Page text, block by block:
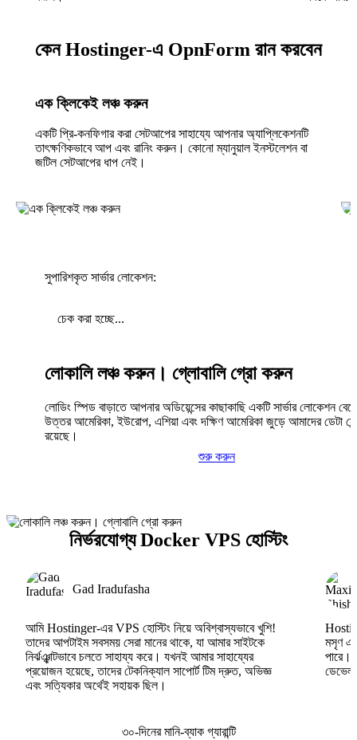
কেন Hostinger-এ OpnForm রান করবেন
এক ক্লিকেই লঞ্চ করুন
একটি প্রি-কনফিগার করা সেটআপের সাহায্যে আপনার অ্যাপ্লিকেশনটি
তাৎক্ষণিকভাবে আপ এবং রানিং করুন। কোনো ম্যানুয়াল ইনস্টলেশন বা
জটিল সেটআপের ধাপ নেই।
সুপারিশকৃত সার্ভার লোকেশন:
চেক করা হচ্ছে...
লোকালি লঞ্চ করুন। গ্লোবালি গ্রো করুন
লোডিং স্পিড বাড়াতে আপনার অডিয়েন্সের কাছাকাছি একটি সার্ভার লোকেশন
উত্তর আমেরিকা, ইউরোপ, এশিয়া এবং দক্ষিণ আমেরিকা জুড়ে আমাদের ডেটা
রয়েছে।
শুরু করুন
নির্ভরযোগ্য Docker VPS হোস্টিং
Gad Iradufasha
আমি Hostinger-এর VPS হোস্টিং নিয়ে অবিশ্বাস্যভাবে খুশি!
তাদের আপটাইম সবসময় সেরা মানের থাকে, যা আমার সাইটকে
নির্ঝঞ্ঝাটভাবে চলতে সাহায্য করে। যখনই আমার সাহায্যের
প্রয়োজন হয়েছে, তাদের টেকনিক্যাল সাপোর্ট টিম দ্রুত, অভিজ্ঞ
এবং সত্যিকার অর্থেই সহায়ক ছিল।
মসৃণ
৩০-দিনের মানি-ব্যাক গ্যারান্টি